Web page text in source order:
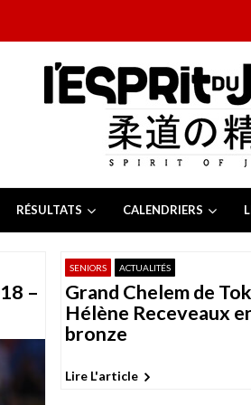
RÉSULTATS CALENDRIERS
juillet 2026
2026
13 juillet 2026
Tchèque 2026 6 juillet 2026
–
SENIORS ACTUALITÉS
Grand Chelem de
Hélène Receveaux
bronze
Lire L'article